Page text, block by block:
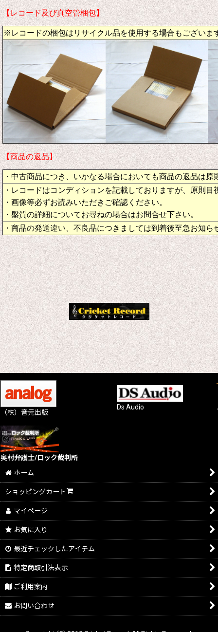
【レコード及び真空管梱包】
※レコードの梱包はリサイクル品を使用する場合もございま
【商品の返品】
・中古商品につき、いかなる場合においても商品の返品は原
・レコードはコンディションを記載しておりますが、原則目
・画像等必ずお読みいただきご確認ください。
・盤質の詳細についてお尋ねの場合はお問合せ下さい。
・商品の発送違い、不良品につきましては到着後至急お知ら
（株）音元出版
Ds Audio
奥村弁護士/ロック裁判所
ホーム
ショッピングカート
マイページ
お気に入り
最近チェックしたアイテム
特定商取引法表示
ご利用案内
お問い合わせ